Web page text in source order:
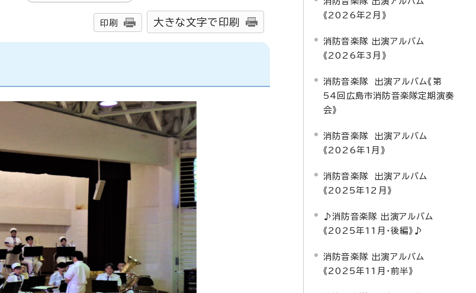
印刷 大きな文字で印刷
《2026年2月》
消防音楽隊 出演アルバム
《2026年3月》
消防音楽隊 出演アルバム《第
54回広島市消防音楽隊定期演奏
会》
消防音楽隊 出演アルバム
《2026年1月》
消防音楽隊 出演アルバム
《2025年12月》
♪消防音楽隊 出演アルバム
《2025年11月・後編》♪
消防音楽隊 出演アルバム
《2025年11月・前半》